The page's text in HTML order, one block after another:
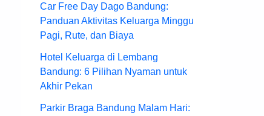
Car Free Day Dago Bandung:
Panduan Aktivitas Keluarga Minggu
Pagi, Rute, dan Biaya
Hotel Keluarga di Lembang
Bandung: 6 Pilihan Nyaman untuk
Akhir Pekan
Parkir Braga Bandung Malam Hari: